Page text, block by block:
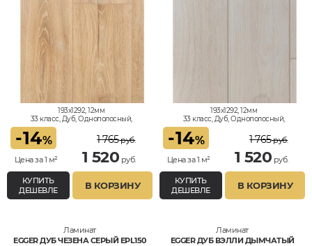
193x1292, 12мм
33 класс, Дуб, Однополосный,
-14%
Цена за 1 м²
1 765руб.
1 520 руб.
КУПИТЬ
ДЕШЕВЛЕ
В КОРЗИНУ
193x1292, 12мм
33 класс, Дуб, Однополосный,
-14%
Цена за 1 м²
1 765руб.
1 520 руб.
КУПИТЬ
ДЕШЕВЛЕ
В КОРЗИНУ
Ламинат
EGGER ДУБ ЧЕЗЕНА СЕРЫЙ EPL150
Ламинат
EGGER ДУБ ВЭЛЛИ ДЫМЧАТЫЙ